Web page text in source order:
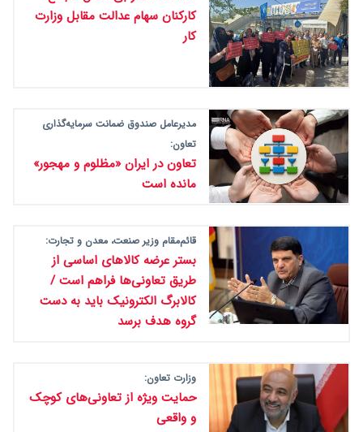
کارکنان سهام عدالت مقابل وزارت
کار
مدیرعامل صندوق ضمانت سرمایه‌گذاری
تعاون:
تعاون در ایران «مظلوم و مهجور»
مانده است
قائم‌مقام وزیر صنعت، معدن و تجارت:
بستر عرضه کالاهای اساسی از
طریق تعاونی‌ها فراهم است /
کالابرگ الکترونیک باید به دست
گروه هدف برسد
وزارت تعاون:
حمایت ویژه از تعاونی‌های کوچک
و واقعی